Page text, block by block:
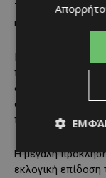
7,8%,
κεντρώου
παραμένει
οργανωμένη
συσπείρωσης κατά
προεκλογικής
Η μεγάλη
εκλογική επίδοση